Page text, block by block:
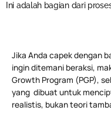
Ini adalah bagian dari
Jika Anda capek dengan
ingin ditemani beraksi,
Growth Program (PGP),
yang dibuat untuk
realistis, bukan teori